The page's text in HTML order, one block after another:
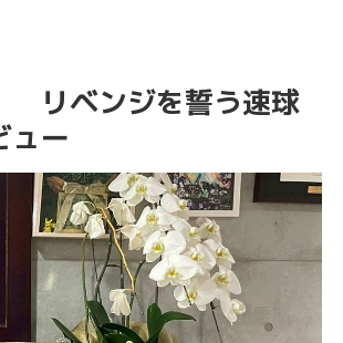
リベンジを誓う速球
ュー